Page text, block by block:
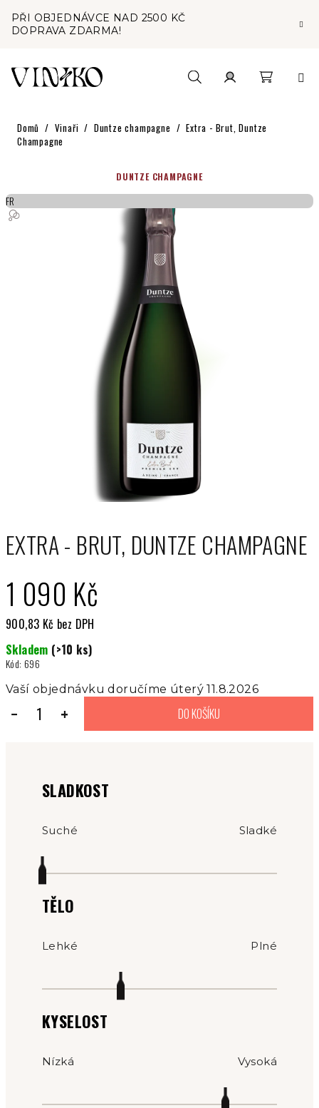
obsah
PŘI OBJEDNÁVCE NAD 2500 KČ
DOPRAVA ZDARMA!
Domů / Vinaři / Duntze champagne / Extra - Brut, Duntze
Champagne
EXTRA - BRUT, DUNTZE CHAMPAGNE
1 090 Kč
900,83 Kč bez DPH
cena:
Skladem (>10 ks)
Kód: 696
Vaší objednávku doručíme úterý 11.8.2026
+
− DO KOŠÍKU
DUNTZE CHAMPAGNE
FR
SLADKOST
Suché Sladké
TĚLO
Lehké Plné
KYSELOST
Nízká Vysoká